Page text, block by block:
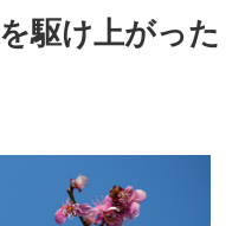
駆け上がった